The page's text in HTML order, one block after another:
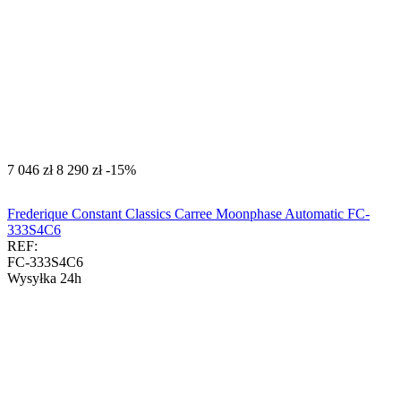
‍7 046‍ zł ‍8 290‍ zł -15%
Frederique Constant Classics Carree Moonphase Automatic FC-
333S4C6
REF:
FC-333S4C6
Wysyłka 24h